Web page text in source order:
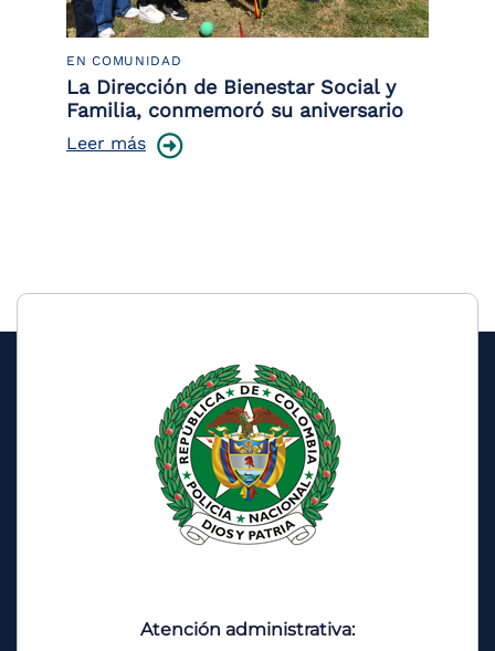
EN COMUNIDAD
La Dirección de Bienestar Social y
Familia, conmemoró su aniversario
Leer más
Atención administrativa: